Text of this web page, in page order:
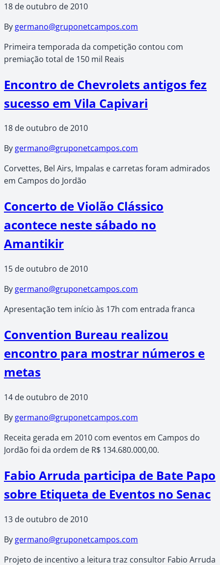
18 de outubro de 2010
By germano@gruponetcampos.com
Primeira temporada da competição contou com
premiação total de 150 mil Reais
Encontro de Chevrolets antigos fez
sucesso em Vila Capivari
18 de outubro de 2010
Bygermano@gruponetcampos.com
Corvettes, Bel Airs, Impalas e carretas foram admirados
em Campos do Jordão
Concerto de Violão Clássico
acontece neste sábado no
Amantikir
15 de outubro de 2010
By germano@gruponetcampos.com
Apresentação tem início às 17h com entrada franca
Convention Bureau realizou
encontro para mostrar números e
metas
14 de outubro de 2010
By germano@gruponetcampos.com
Receita gerada em 2010 com eventos em Campos do
Jordão foi da ordem de R$ 134.680.000,00.
Fabio Arruda participa de Bate Papo
sobre Etiqueta de Eventos no Senac
13 de outubro de 2010
By germano@gruponetcampos.com
Projeto de incentivo a leitura traz consultor Fabio Arruda